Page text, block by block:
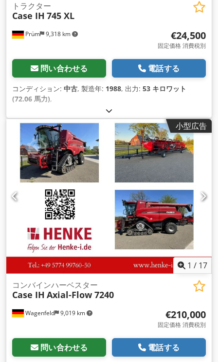
Prüm 9,318 km
トラクター
Case IH 745 XL
€24,500
固定価格 消費税別
問い合わせる 電話する
コンディション: 中古, 製造年: 1988, 出力: 53 キロワット
(72.06 馬力),
小型広告
1 / 17
Wagenfeld 9,019 km
コンバインハーベスター
Case IH Axial-Flow 7240
€210,000
固定価格 消費税別
問い合わせる 電話する